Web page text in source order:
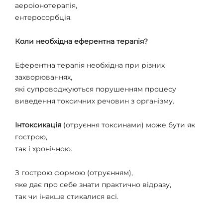
аероіонотерапія,
ентеросорбція.
Коли необхідна еферентна терапія?
Еферентна терапія необхідна при різних
захворюваннях,
які супроводжуються порушенням процесу
виведення токсичних речовин з організму.
Інтоксикація (отруєння токсинами) може бути як
гострою,
так і хронічною.
З гострою формою (отруєнням),
яке дає про себе знати практично відразу,
так чи інакше стикалися всі.